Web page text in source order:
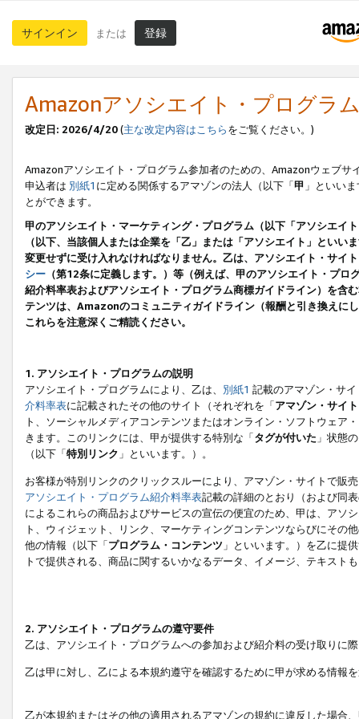
サインイン または 登録
Amazonアソシエイト・プログラ
改定日: 2026/4/20(主な改定内容はこちらをご覧ください。)
Amazonアソシエイト・プログラム参加者のための、Amazonウェブサ
申込者は 別紙1 に定める関係するアマゾンの法人（以下「甲 」といい
とができます。
甲のアソシエイト・マーケティング・プログラム（以下「アソシエイ
（以下、当該個人または企業を「乙」または「アソシエイト」とい
変更せずに受け入れなければなりません。乙は、アソシエイト・サイ
シー （第12条に定義します。）等（例えば、甲のアソシエイト・プ
紹介料率表およびアソシエイト・プログラム商標ガイドライン）を
テンツは、Amazonのコミュニティガイドライン（報酬と引き換えに
これらを注意深くご精読ください。
1. アソシエイト・プログラムの説明
アソシエイト・プログラムにより、乙は、 別紙1 記載のアマゾン・サ
介料率表に記載されたその他のサイト（それぞれを「アマゾン・サイト
ト、ソーシャルメディアコンテンツまたはオンライン・ソフトウェア
きます。このリンクには、甲が提供する特別な「タグが付いた 」状態
（以下「特別リンク 」といいます。）。
お客様が特別リンクのクリックスルーにより、アマゾン・サイトで販
アソシエイト・プログラム紹介料率表記載の詳細のとおり（および同
によるこれらの商品およびサービスの宣伝の便宜のため、甲は、アソ
ト、ウィジェット、リンク、マーケティングコンテンツならびにその
他の情報（以下「プログラム・コンテンツ 」といいます。）を乙に提
トで提供される、商品に関するいかなるデータ、イメージ、テキス
2. アソシエイト・プログラムの遵守要件
乙は、アソシエイト・プログラムへの参加および紹介料の受け取りに
乙は甲に対し、乙による本規約遵守を確認するために甲が求める情報
乙が本規約またはその他の適用されるアマゾンの規約に違反した場合